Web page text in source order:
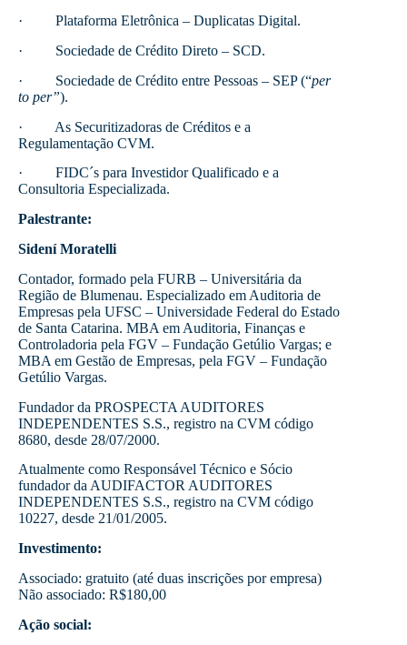
· Plataforma Eletrônica – Duplicatas Digital.
· Sociedade de Crédito Direto – SCD.
· Sociedade de Crédito entre Pessoas – SEP (“per
to per”).
· As Securitizadoras de Créditos e a
Regulamentação CVM.
· FIDC´s para Investidor Qualificado e a
Consultoria Especializada.
Palestrante:
Sidení Moratelli
Contador, formado pela FURB – Universitária da
Região de Blumenau. Especializado em Auditoria de
Empresas pela UFSC – Universidade Federal do Estado
de Santa Catarina. MBA em Auditoria, Finanças e
Controladoria pela FGV – Fundação Getúlio Vargas; e
MBA em Gestão de Empresas, pela FGV – Fundação
Getúlio Vargas.
Fundador da PROSPECTA AUDITORES
INDEPENDENTES S.S., registro na CVM código
8680, desde 28/07/2000.
Atualmente como Responsável Técnico e Sócio
fundador da AUDIFACTOR AUDITORES
INDEPENDENTES S.S., registro na CVM código
10227, desde 21/01/2005.
Investimento:
Associado: gratuito (até duas inscrições por empresa)
Não associado: R$180,00
Ação social: